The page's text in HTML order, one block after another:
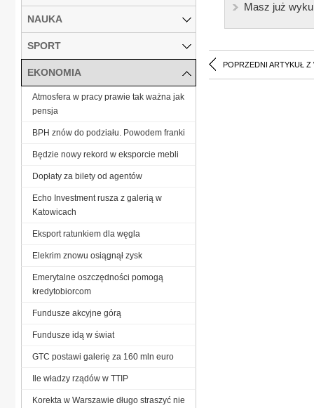
Masz już
POPRZEDNI ARTYKUŁ Z
NAUKA
SPORT
EKONOMIA
Atmosfera w pracy prawie tak ważna jak
pensja
BPH znów do podziału. Powodem franki
Będzie nowy rekord w eksporcie mebli
Dopłaty za bilety od agentów
Echo Investment rusza z galerią w
Katowicach
Eksport ratunkiem dla węgla
Elekrim znowu osiągnął zysk
Emerytalne oszczędności pomogą
kredytobiorcom
Fundusze akcyjne górą
Fundusze idą w świat
GTC postawi galerię za 160 mln euro
Ile władzy rządów w TTIP
Korekta w Warszawie długo straszyć nie